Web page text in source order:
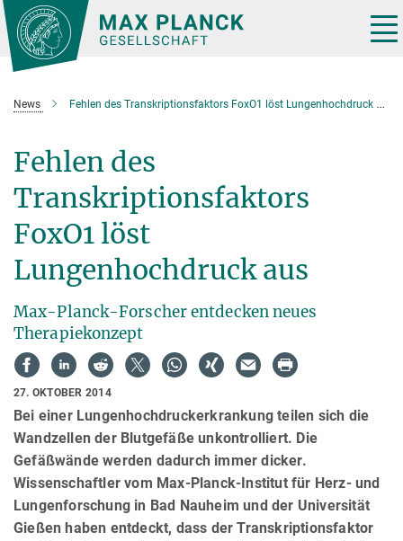
Hauptinhalt
News Fehlen des Transkriptionsfaktors FoxO1 löst Lungenhochdruck aus
Fehlen des
Transkriptionsfaktors
FoxO1 löst
Lungenhochdruck aus
Max-Planck-Forscher entdecken neues
Therapiekonzept
27. OKTOBER 2014
Bei einer Lungenhochdruckerkrankung teilen sich die
Wandzellen der Blutgefäße unkontrolliert. Die
Gefäßwände werden dadurch immer dicker.
Wissenschaftler vom Max-Planck-Institut für Herz- und
Lungenforschung in Bad Nauheim und der Universität
Gießen haben entdeckt, dass der Transkriptionsfaktor